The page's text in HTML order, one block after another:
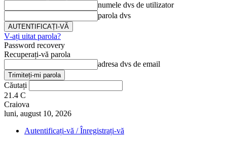
numele dvs de utilizator
parola dvs
V-ați uitat parola?
Password recovery
Recuperați-vă parola
adresa dvs de email
Căutați
21.4 C
Craiova
luni, august 10, 2026
Autentificați-vă / Înregistrați-vă